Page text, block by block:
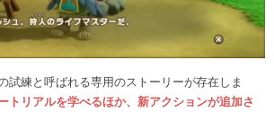
試練と呼ばれる専用のストーリーが存在しま
トリアルを学べるほか、新アクションが追加さ